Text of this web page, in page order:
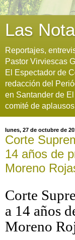
Las
Reportajes,
Pastor Virviescas
El Espectador de
redacción del
en Santander de
comité de
lunes, 27 de octubre de
Corte
14 años de
Moreno
Corte
a 14 años
Moreno